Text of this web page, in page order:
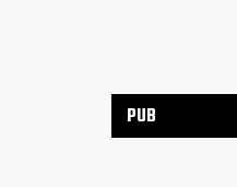
PUB